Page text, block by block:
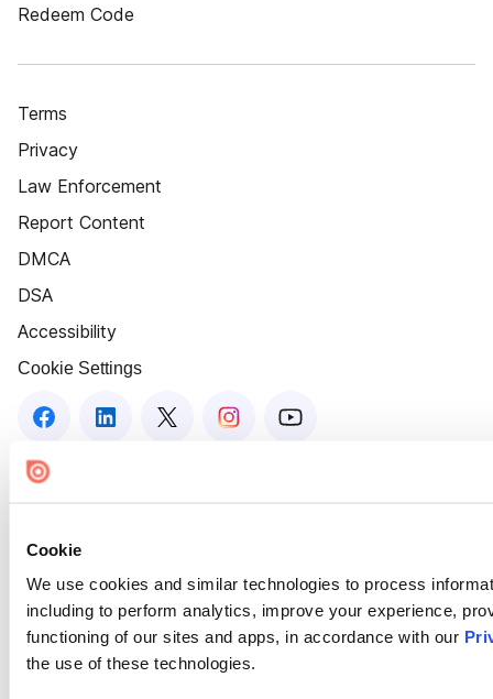
Cookie
We use cookies and similar technologies to process
including to perform analytics, improve your experience,
functioning of our sites and apps, in accordance with our
the use of these technologies.
Redeem Code
Terms
Privacy
Law Enforcement
Report Content
DMCA
DSA
Accessibility
Cookie Settings